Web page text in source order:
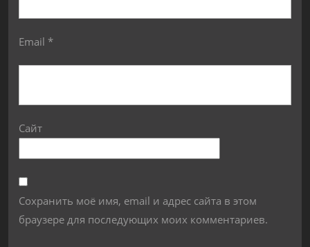
Email *
Сайт
Сохранить моё имя, email и адрес сайта в этом
браузере для последующих моих комментариев.